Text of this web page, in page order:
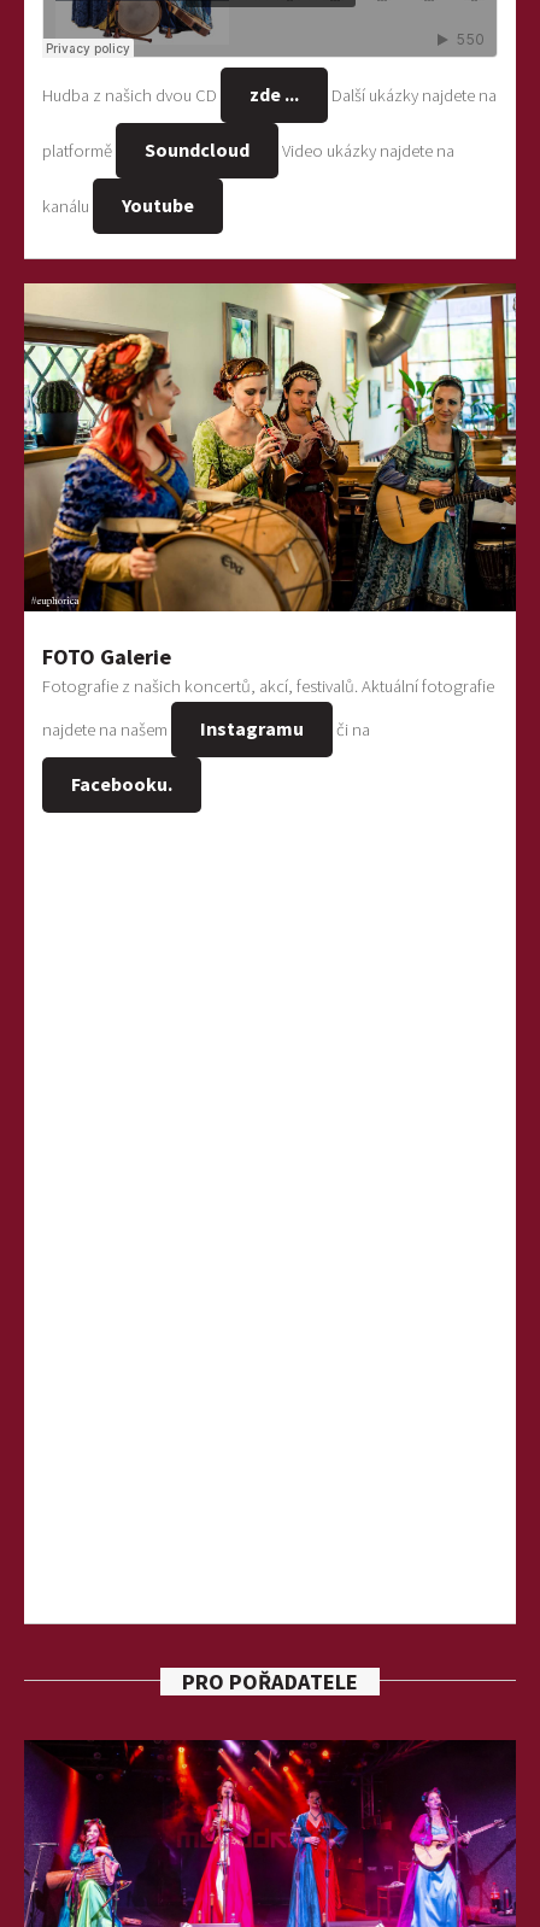
Hudba z našich dvou CD zde ... Další ukázky najdete na
platformě Soundcloud Video ukázky najdete na
kanálu Youtube
FOTO Galerie
Fotografie z našich koncertů, akcí, festivalů. Aktuální fotografie
najdete na našem Instagramu či na
Facebooku.
PRO POŘADATELE